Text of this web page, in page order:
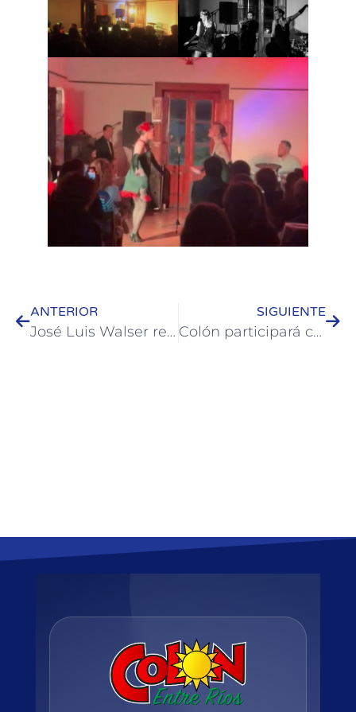
ANTERIOR
José Luis Walser recibió a los gremios Si.Tra.M. y ATE
SIGUIENTE
Colón participará con productores en evento en Paysandú, Uruguay